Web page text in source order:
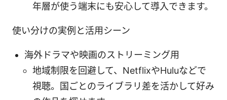
年層が使う端末にも安心して導入できます。
使い分けの実例と活用シーン
海外ドラマや映画のストリーミング用
地域制限を回避して、NetflixやHuluなどで
視聴。国ごとのライブラリ差を活かして好み